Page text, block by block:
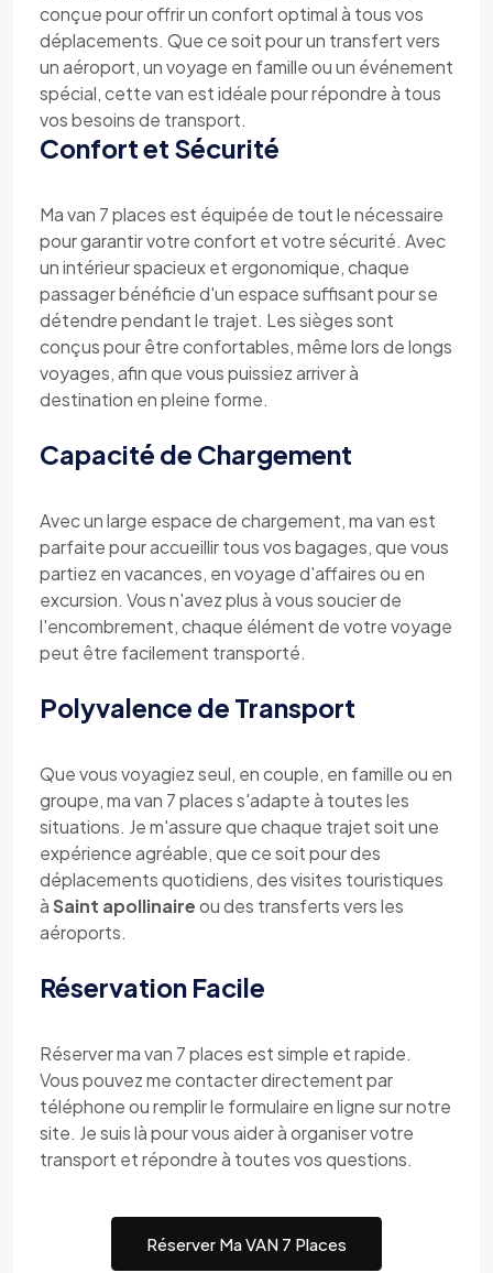
conçue pour offrir un confort optimal à tous vos
déplacements. Que ce soit pour un transfert vers
un aéroport, un voyage en famille ou un événement
spécial, cette van est idéale pour répondre à tous
vos besoins de transport.
Confort et Sécurité
Ma van 7 places est équipée de tout le nécessaire
pour garantir votre confort et votre sécurité. Avec
un intérieur spacieux et ergonomique, chaque
passager bénéficie d'un espace suffisant pour se
détendre pendant le trajet. Les sièges sont
conçus pour être confortables, même lors de longs
voyages, afin que vous puissiez arriver à
destination en pleine forme.
Capacité de Chargement
Avec un large espace de chargement, ma van est
parfaite pour accueillir tous vos bagages, que vous
partiez en vacances, en voyage d'affaires ou en
excursion. Vous n'avez plus à vous soucier de
l'encombrement, chaque élément de votre voyage
peut être facilement transporté.
Polyvalence de Transport
Que vous voyagiez seul, en couple, en famille ou en
groupe, ma van 7 places s'adapte à toutes les
situations. Je m'assure que chaque trajet soit une
expérience agréable, que ce soit pour des
déplacements quotidiens, des visites touristiques
àSaint apollinaireou des transferts vers les
aéroports.
Réservation Facile
Réserver ma van 7 places est simple et rapide.
Vous pouvez me contacter directement par
téléphone ou remplir le formulaire en ligne sur notre
site. Je suis là pour vous aider à organiser votre
transport et répondre à toutes vos questions.
Réserver Ma VAN 7 Places